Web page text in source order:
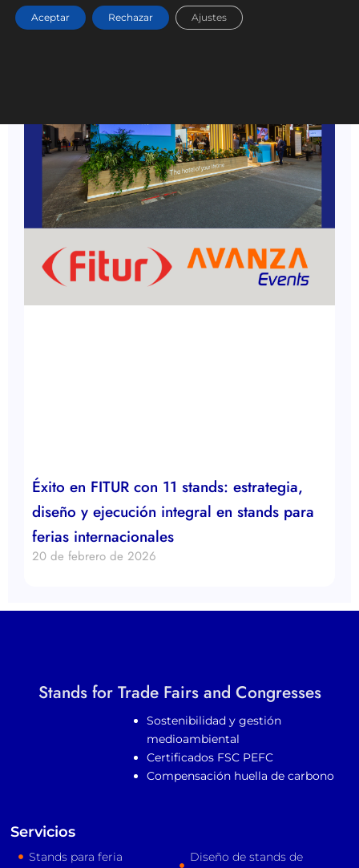
Éxito en FITUR con 11 stands: estrategia,
diseño y ejecución integral en stands para
ferias internacionales
20 de febrero de 2026
Stands for Trade Fairs and Congresses
Sostenibilidad y gestión
medioambiental
Certificados FSC PEFC
Compensación huella de carbono
Servicios
Stands para feria
Diseño de stands de
Aceptar Rechazar Ajustes